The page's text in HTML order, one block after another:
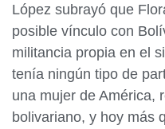
López subrayó que
posible vínculo con
militancia propia en el
tenía ningún tipo de
una mujer de América,
bolivariano, y hoy más